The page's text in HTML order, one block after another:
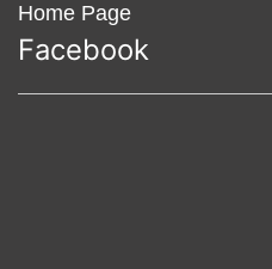
Home Page
Facebook